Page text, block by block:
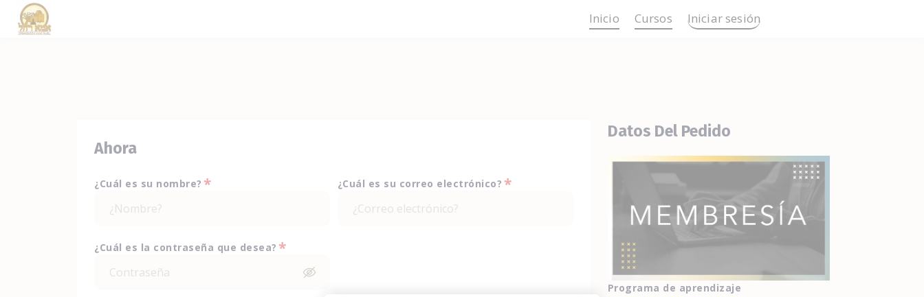
Inicio Cursos Iniciar sesión
Ahora
¿Cuál es su nombre?* ¿Cuál es su correo electrónico?*
¿Cuál es la contraseña que desea?*
Datos Del Pedido
Programa de aprendizaje